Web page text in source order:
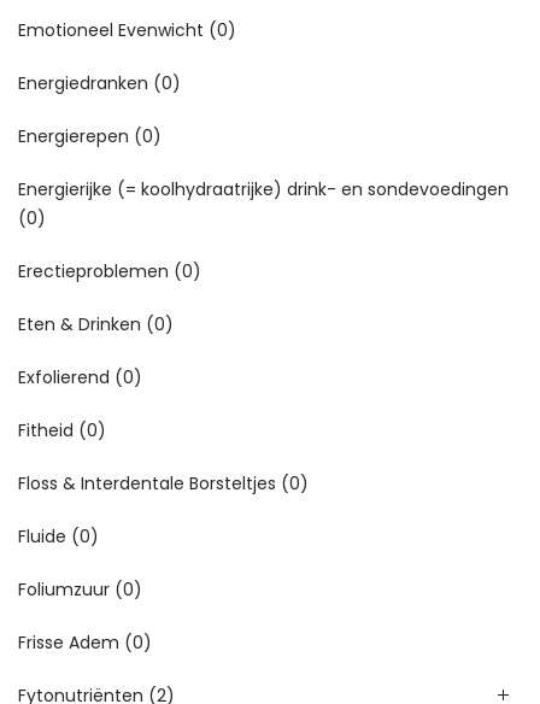
Emotioneel Evenwicht (0)
Energiedranken (0)
Energierepen (0)
Energierijke (= koolhydraatrijke) drink- en sondevoedingen
(0)
Erectieproblemen (0)
Eten & Drinken (0)
Exfolierend (0)
Fitheid (0)
Floss & Interdentale Borsteltjes (0)
Fluide (0)
Foliumzuur (0)
Frisse Adem (0)
Fytonutriënten (2)